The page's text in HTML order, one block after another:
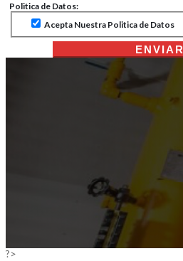
Politica de Datos:
Acepta Nuestra Politica de Datos
ENVIAR
?>